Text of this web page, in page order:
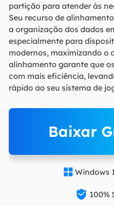
partição para atender às
Seu recurso de
a organização dos dados
especialmente para
modernos, maximizando o
alinhamento garante que
com mais eficiência,
rápido ao seu sistema de
Baixar
 Windows
 100%